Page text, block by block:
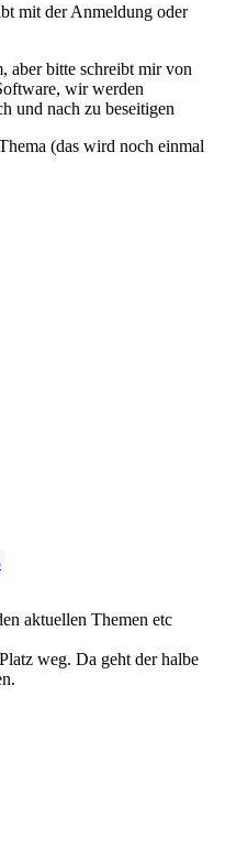
mit der Anmeldung oder
aber bitte schreibt mir von
wir werden
und nach zu beseitigen
(das wird noch einmal
aktuellen Themen etc
weg. Da geht der halbe